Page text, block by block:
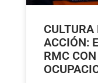
ACCIÓN:
RMC